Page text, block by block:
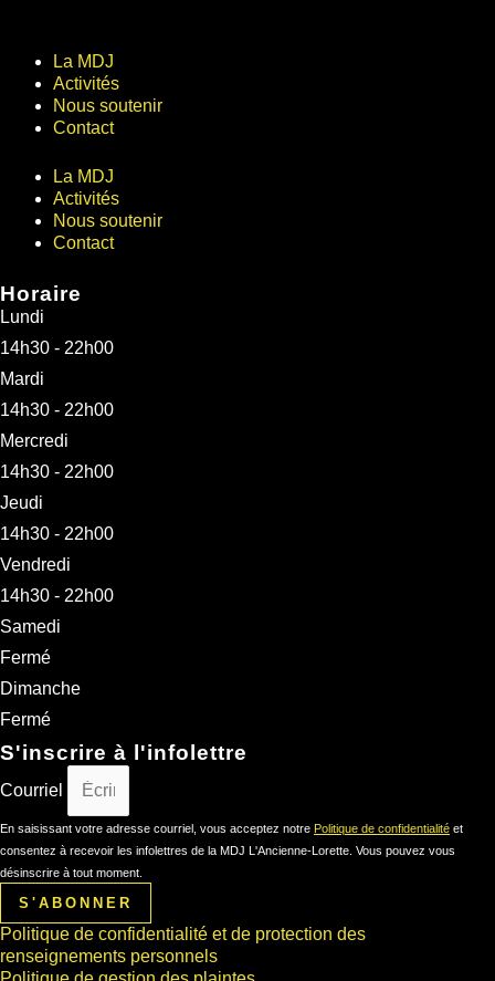
La MDJ
Activités
Nous soutenir
Contact
La MDJ
Activités
Nous soutenir
Contact
Horaire
Lundi
14h30 - 22h00
Mardi
14h30 - 22h00
Mercredi
14h30 - 22h00
Jeudi
14h30 - 22h00
Vendredi
14h30 - 22h00
Samedi
Fermé
Dimanche
Fermé
S'inscrire à l'infolettre
Courriel
En saisissant votre adresse courriel, vous acceptez notre Politique de confidentialité et
consentez à recevoir les infolettres de la MDJ L'Ancienne-Lorette. Vous pouvez vous
désinscrire à tout moment.
S'ABONNER
Politique de confidentialité et de protection des
renseignements personnels